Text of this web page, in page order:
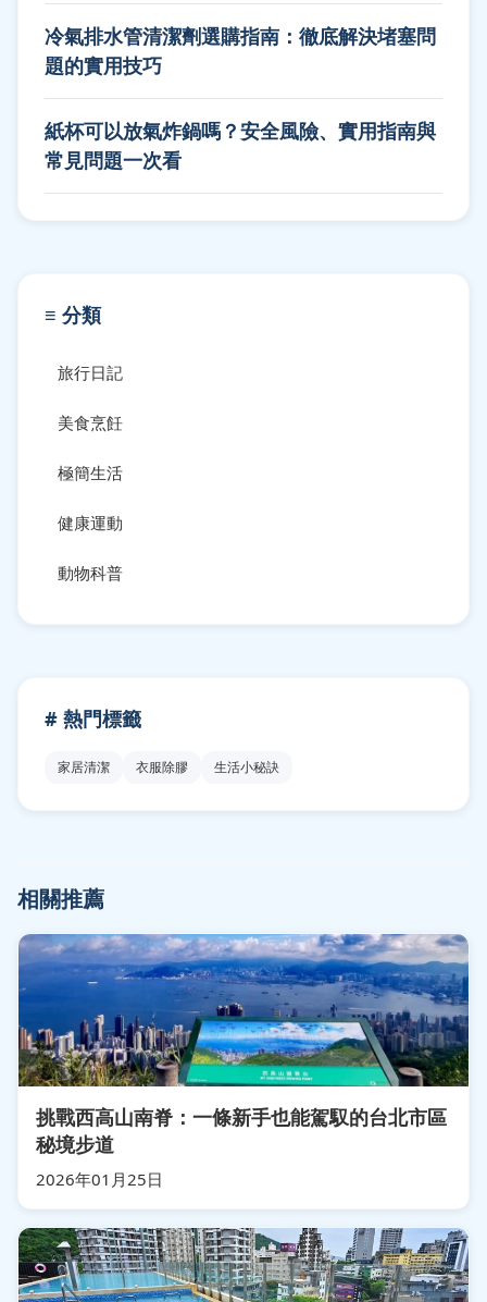
冷氣排水管清潔劑選購指南：徹底解決堵塞問
題的實用技巧
紙杯可以放氣炸鍋嗎？安全風險、實用指南與
常見問題一次看
≡ 分類
旅行日記
美食烹飪
極簡生活
健康運動
動物科普
# 熱門標籤
家居清潔 衣服除膠 生活小秘訣
相關推薦
挑戰西高山南脊：一條新手也能駕馭的台北市區
秘境步道
2026年01月25日